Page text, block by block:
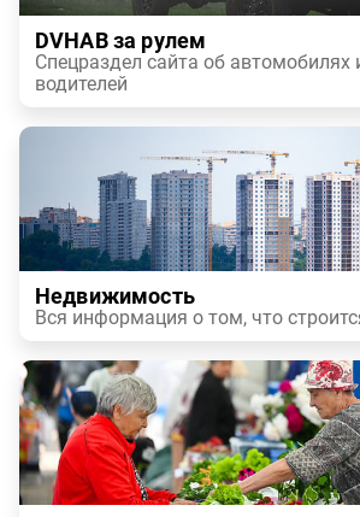
DVHAB за рулем
Спецраздел сайта об автомобилях
водителей
Недвижимость
Вся информация о том, что